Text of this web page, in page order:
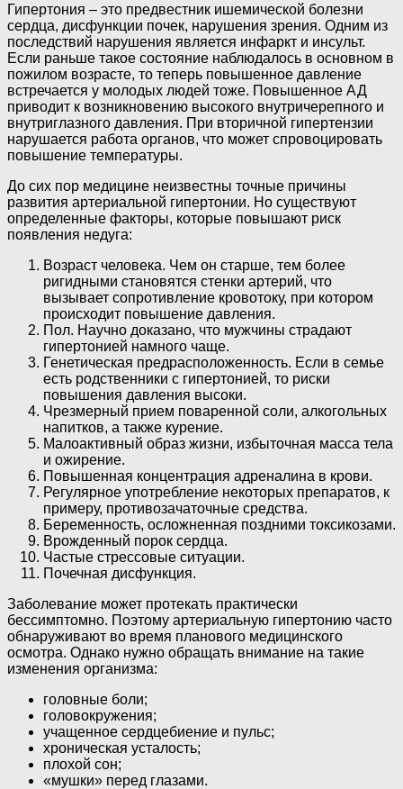
Гипертония – это предвестник ишемической болезни
сердца, дисфункции почек, нарушения зрения. Одним из
последствий нарушения является инфаркт и инсульт.
Если раньше такое состояние наблюдалось в основном в
пожилом возрасте, то теперь повышенное давление
встречается у молодых людей тоже. Повышенное АД
приводит к возникновению высокого внутричерепного и
внутриглазного давления. При вторичной гипертензии
нарушается работа органов, что может спровоцировать
повышение температуры.
До сих пор медицине неизвестны точные причины
развития артериальной гипертонии. Но существуют
определенные факторы, которые повышают риск
появления недуга:
Возраст человека. Чем он старше, тем более
ригидными становятся стенки артерий, что
вызывает сопротивление кровотоку, при котором
происходит повышение давления.
Пол. Научно доказано, что мужчины страдают
гипертонией намного чаще.
Генетическая предрасположенность. Если в семье
есть родственники с гипертонией, то риски
повышения давления высоки.
Чрезмерный прием поваренной соли, алкогольных
напитков, а также курение.
Малоактивный образ жизни, избыточная масса тела
и ожирение.
Повышенная концентрация адреналина в крови.
Регулярное употребление некоторых препаратов, к
примеру, противозачаточные средства.
Беременность, осложненная поздними токсикозами.
Врожденный порок сердца.
Частые стрессовые ситуации.
Почечная дисфункция.
Заболевание может протекать практически
бессимптомно. Поэтому артериальную гипертонию часто
обнаруживают во время планового медицинского
осмотра. Однако нужно обращать внимание на такие
изменения организма:
головные боли;
головокружения;
учащенное сердцебиение и пульс;
хроническая усталость;
плохой сон;
«мушки» перед глазами.